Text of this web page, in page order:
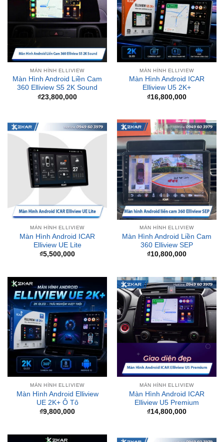
Màn Hình Android Liền Cam
360 Elliview S5 2K Sound
₫23,800,000
MÀN HÌNH ELLIVIEW
Màn Hình Android ICAR
Elliview U5 2K+
₫16,800,000
MÀN HÌNH ELLIVIEW
Màn Hình Android ICAR
Elliview UE Lite
₫ 5,500,000
MÀN HÌNH ELLIVIEW
Màn Hình Android Liền Cam
360 Elliview SEP
₫10,800,000
MÀN HÌNH ELLIVIEW
Màn Hình Android Elliview
UE 2K+ Ô Tô
₫ 9,800,000
MÀN HÌNH ELLIVIEW
Màn Hình Android ICAR
Elliview U5 Premium
₫14,800,000